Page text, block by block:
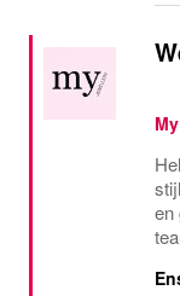
en